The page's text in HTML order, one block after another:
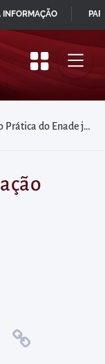
do Enade já começaram
INFORMAÇÃO